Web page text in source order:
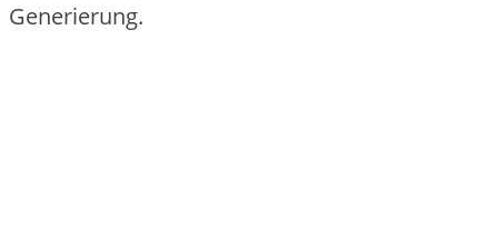
Generierung.